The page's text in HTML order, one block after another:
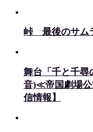
峠 最後のサム
舞台「千と千尋
音)≪帝国劇場
信情報】